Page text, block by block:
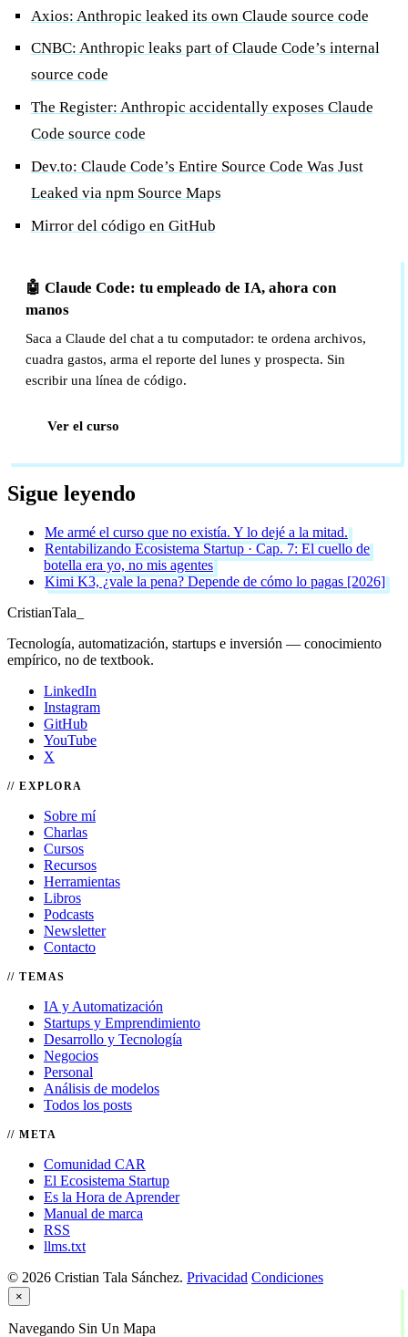
Axios: Anthropic leaked its own Claude source code
CNBC: Anthropic leaks part of Claude Code’s internal
source code
The Register: Anthropic accidentally exposes Claude
Code source code
Dev.to: Claude Code’s Entire Source Code Was Just
Leaked via npm Source Maps
Mirror del código en GitHub
🤖 Claude Code: tu empleado de IA, ahora con
manos
Saca a Claude del chat a tu computador: te ordena archivos,
cuadra gastos, arma el reporte del lunes y prospecta. Sin
escribir una línea de código.
Ver el curso
Sigue leyendo
Me armé el curso que no existía. Y lo dejé a la mitad.
Rentabilizando Ecosistema Startup · Cap. 7: El cuello de
botella era yo, no mis agentes
Kimi K3, ¿vale la pena? Depende de cómo lo pagas [2026]
CristianTala
Tecnología, automatización, startups e inversión — conocimiento
empírico, no de textbook.
LinkedIn
Instagram
GitHub
YouTube
X
EXPLORA
Sobre mí
Charlas
Cursos
Recursos
Herramientas
Libros
Podcasts
Newsletter
Contacto
TEMAS
IA y Automatización
Startups y Emprendimiento
Desarrollo y Tecnología
Negocios
Personal
Análisis de modelos
Todos los posts
META
Comunidad CAR
El Ecosistema Startup
Es la Hora de Aprender
Manual de marca
RSS
llms.txt
© 2026 Cristian Tala Sánchez. Privacidad Condiciones
×
Navegando Sin Un Mapa